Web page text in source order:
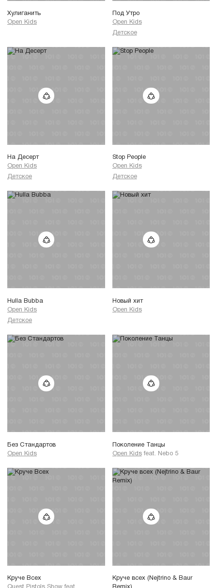
Хулиганить
Open Kids
Под Утро
Open Kids
Детское
На Десерт
Open Kids
Детское
Stop People
Open Kids
Детское
Hulla Bubba
Open Kids
Детское
Новый хит
Open Kids
Без Стандартов
Open Kids
Поколение Танцы
Open Kids feat. Nebo 5
Круче Всех
Круче всех (Nejtrino & Baur